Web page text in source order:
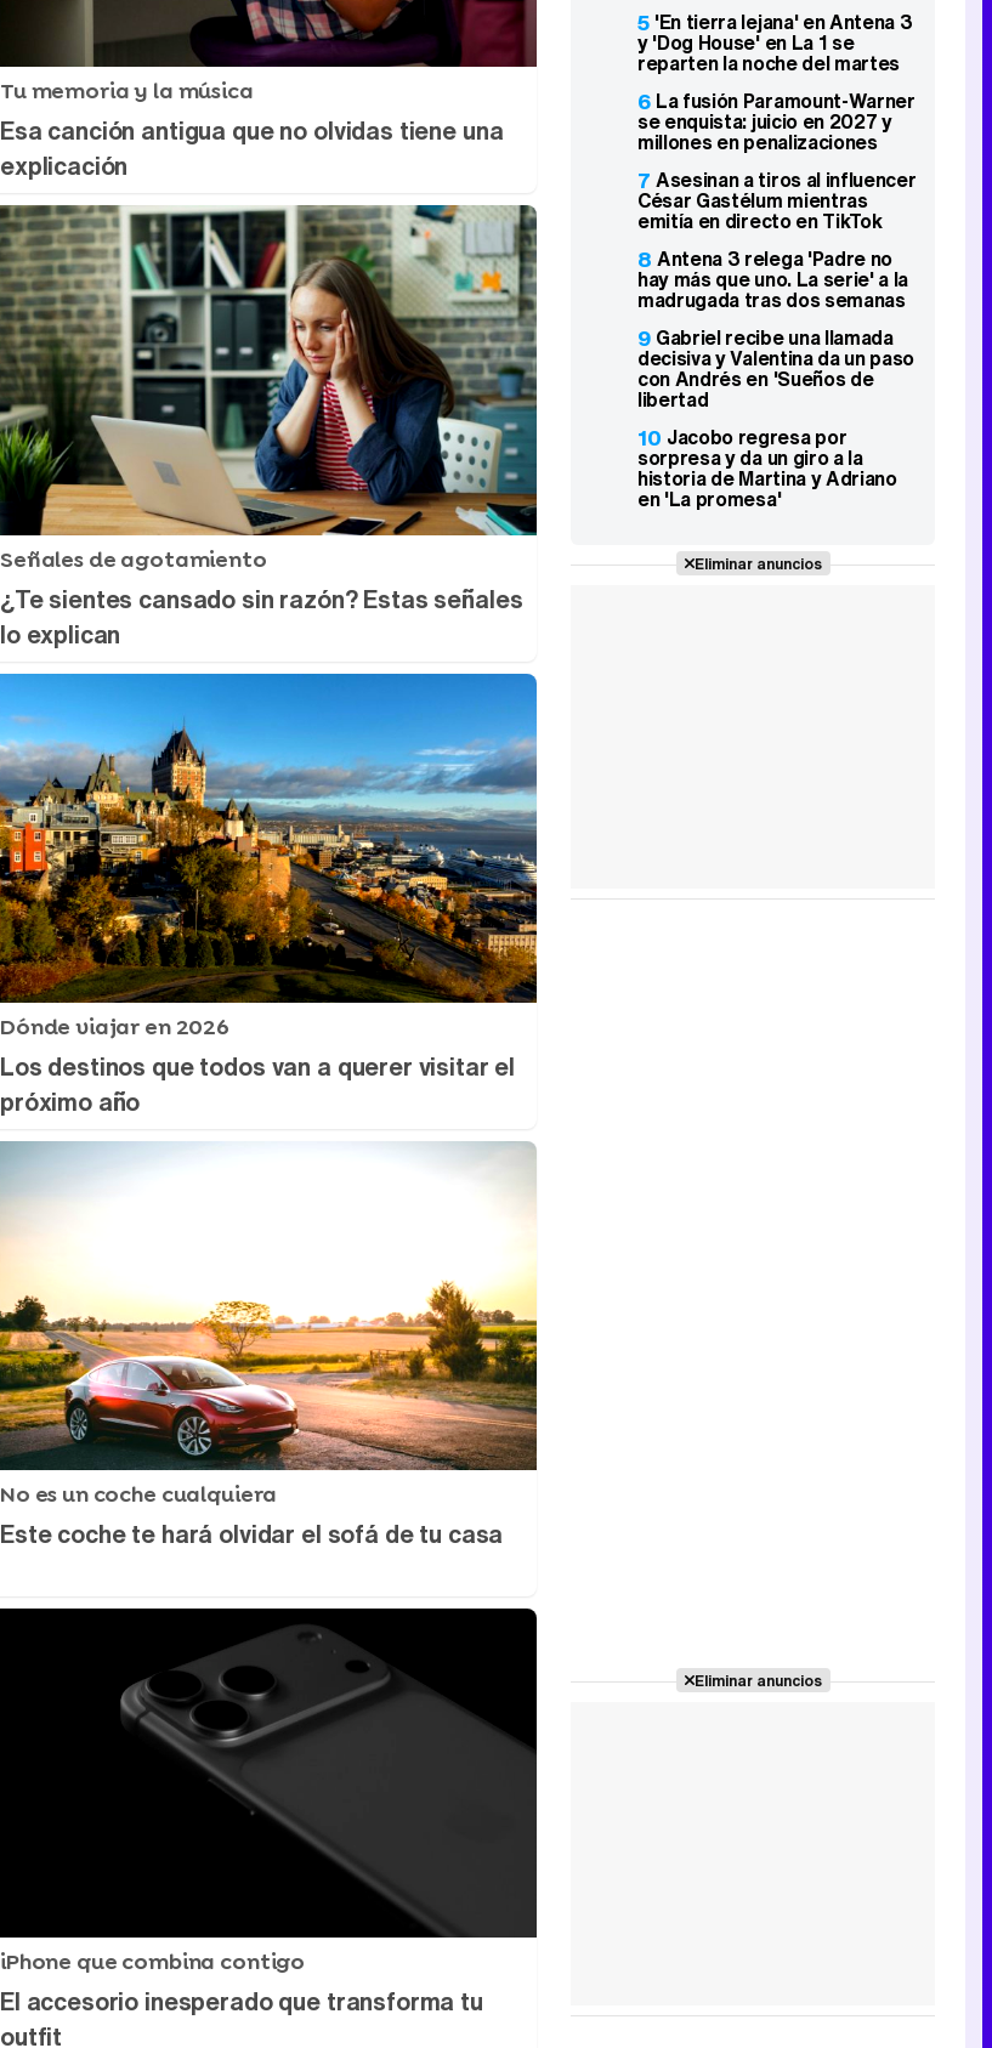
Tu memoria y la música
Esa canción antigua que no olvidas tiene una
explicación
Señales de agotamiento
¿Te sientes cansado sin razón? Estas señales
lo explican
Dónde viajar en 2026
Los destinos que todos van a querer visitar el
próximo año
No es un coche cualquiera
Este coche te hará olvidar el sofá de tu casa
iPhone que combina contigo
El accesorio inesperado que transforma tu
outfit
5 'En tierra lejana' en Antena 3
y 'Dog House' en La 1 se
reparten la noche del martes
6 La fusión Paramount-Warner
se enquista: juicio en 2027 y
millones en penalizaciones
7 Asesinan a tiros al influencer
César Gastélum mientras
emitía en directo en TikTok
8 Antena 3 relega 'Padre no
hay más que uno. La serie' a la
madrugada tras dos semanas
9 Gabriel recibe una llamada
decisiva y Valentina da un paso
con Andrés en 'Sueños de
libertad
10 Jacobo regresa por
sorpresa y da un giro a la
historia de Martina y Adriano
en 'La promesa'
Eliminar anuncios
Eliminar anuncios